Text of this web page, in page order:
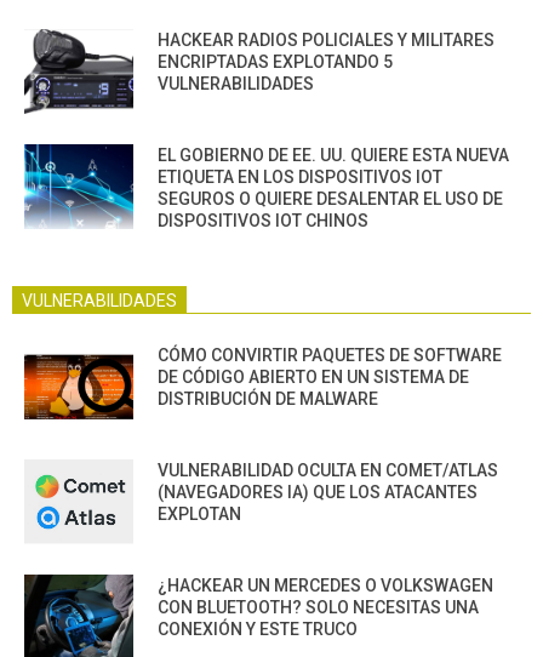
HACKEAR RADIOS POLICIALES Y MILITARES
ENCRIPTADAS EXPLOTANDO 5
VULNERABILIDADES
EL GOBIERNO DE EE. UU. QUIERE ESTA NUEVA
ETIQUETA EN LOS DISPOSITIVOS IOT
SEGUROS O QUIERE DESALENTAR EL USO DE
DISPOSITIVOS IOT CHINOS
VULNERABILIDADES
CÓMO CONVIRTIR PAQUETES DE SOFTWARE
DE CÓDIGO ABIERTO EN UN SISTEMA DE
DISTRIBUCIÓN DE MALWARE
VULNERABILIDAD OCULTA EN COMET/ATLAS
(NAVEGADORES IA) QUE LOS ATACANTES
EXPLOTAN
¿HACKEAR UN MERCEDES O VOLKSWAGEN
CON BLUETOOTH? SOLO NECESITAS UNA
CONEXIÓN Y ESTE TRUCO